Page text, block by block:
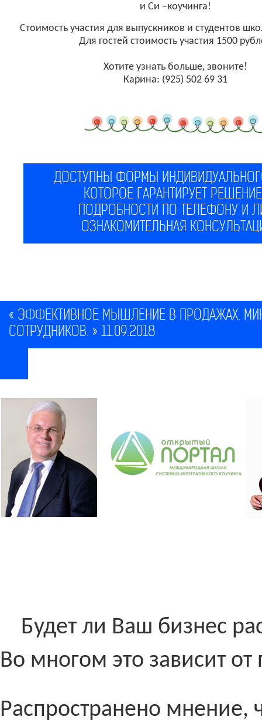
и Си –коучинга!
Стоимость участия для выпускников и студентов
Для гостей стоимость участия 1500
Хотите узнать больше, звоните!
Карина: (925) 502 69 31
ДОСТУПНЫ ФОРМЫ
КОТОРОЕ ГАРАНТИРУЕТ
ПОДРОБНОСТИ ПО ТЕЛЕФОНУ И
ОЗНАКОМИТЕЛЬНАЯ
« ЭФФЕКТИВНОЕ МЫШЛЕНИЕ В ПРОДАЖАХ.
СОТРУДНИКОВ. » 11.09.2018
Будет ли Ваш бизнес
Во многом это зависит от
Распространено мнение,